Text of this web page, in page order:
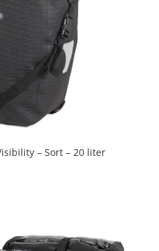
– Sort – 20 liter